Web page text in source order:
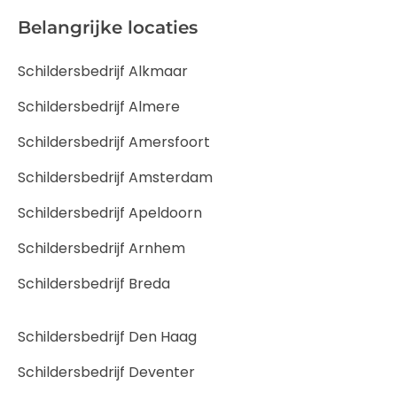
Belangrijke locaties
Schildersbedrijf Alkmaar
Schildersbedrijf Almere
Schildersbedrijf Amersfoort
Schildersbedrijf Amsterdam
Schildersbedrijf Apeldoorn
Schildersbedrijf Arnhem
Schildersbedrijf Breda
Schildersbedrijf Den Haag
Schildersbedrijf Deventer